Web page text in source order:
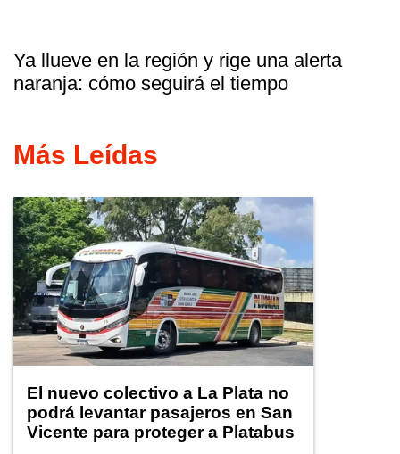
Ya llueve en la región y rige una alerta
naranja: cómo seguirá el tiempo
Más Leídas
El nuevo colectivo a La Plata no
podrá levantar pasajeros en San
Vicente para proteger a Platabus